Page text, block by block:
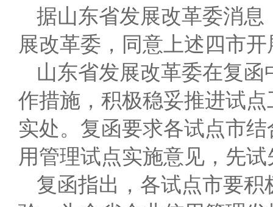
据山东省发展改革委消
展改革委，同意上述四市
山东省发展改革委在复
作措施，积极稳妥推进试
实处。复函要求各试点市
用管理试点实施意见，先
复函指出，各试点市要